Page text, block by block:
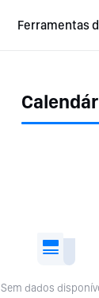
Ferramentas
Sem dados